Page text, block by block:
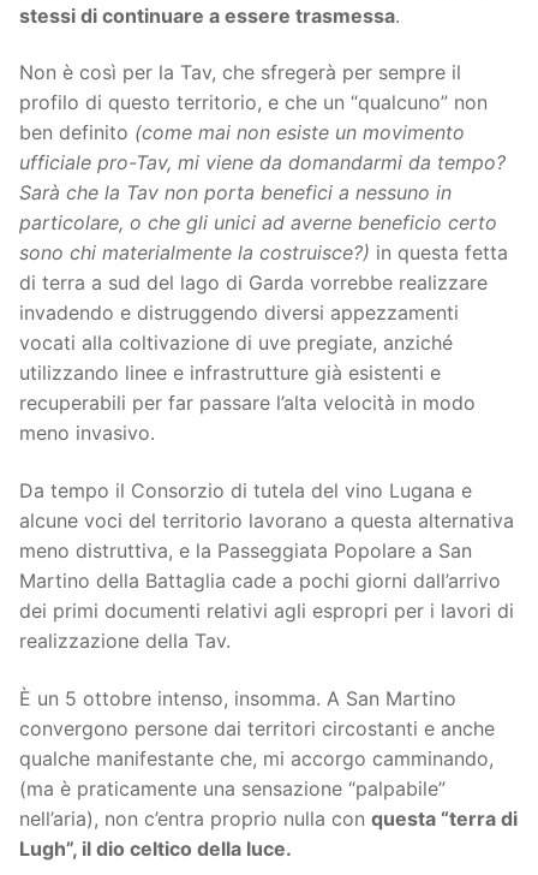
stessi di continuare a essere trasmessa.
Non è così per la Tav, che sfregerà per sempre il
profilo di questo territorio, e che un “qualcuno” non
ben definito (come mai non esiste un movimento
ufficiale pro-Tav, mi viene da domandarmi da tempo?
Sarà che la Tav non porta benefici a nessuno in
particolare, o che gli unici ad averne beneficio certo
sono chi materialmente la costruisce?) in questa fetta
di terra a sud del lago di Garda vorrebbe realizzare
invadendo e distruggendo diversi appezzamenti
vocati alla coltivazione di uve pregiate, anziché
utilizzando linee e infrastrutture già esistenti e
recuperabili per far passare l’alta velocità in modo
meno invasivo.
Da tempo il Consorzio di tutela del vino Lugana e
alcune voci del territorio lavorano a questa alternativa
meno distruttiva, e la Passeggiata Popolare a San
Martino della Battaglia cade a pochi giorni dall’arrivo
dei primi documenti relativi agli espropri per i lavori di
realizzazione della Tav.
È un 5 ottobre intenso, insomma. A San Martino
convergono persone dai territori circostanti e anche
qualche manifestante che, mi accorgo camminando,
(ma è praticamente una sensazione “palpabile”
nell’aria), non c’entra proprio nulla con questa “terra di
Lugh”, il dio celtico della luce.